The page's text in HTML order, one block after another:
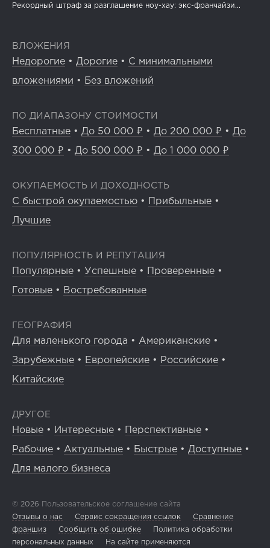
Рекордный штраф за разглашение ноу-хау: экс-франчайзи...
ВЛОЖЕНИЯ
Недорогие • Дорогие • С минимальными
вложениями • Без вложений
ПО ДИАПАЗОНУ СТОИМОСТИ
Бесплатные • До 50 000 ₽ • До 200 000 ₽ • До
300 000 ₽ • До 500 000 ₽ • До 1 000 000 ₽
ОКУПАЕМОСТЬ И ДОХОДНОСТЬ
С быстрой окупаемостью • Прибыльные •
Лучшие
ПОПУЛЯРНОСТЬ И РЕПУТАЦИЯ
Популярные • Успешные • Проверенные •
Готовые • Востребованные
ГЕОГРАФИЯ
Для маленького города • Американские •
Зарубежные • Европейские • Российские •
Китайские
ДРУГОЕ
Новые • Интересные • Перспективные •
Рабочие • Актуальные • Быстрые • Доступные •
Для малого бизнеса
© 2026 Пользовательское соглашение сайта
Отзывы о нас
Сервис сокращения ссылок
Сравнение
франшиз
Сообщить об ошибке
Политика обработки
персональных данных
На сайте применяются